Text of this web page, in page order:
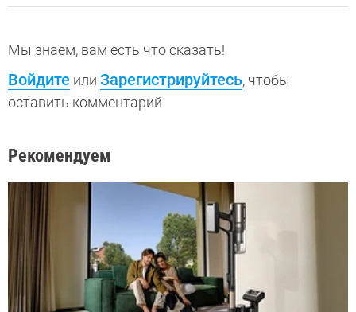
Мы знаем, вам есть что сказать!
Войдите или Зарегистрируйтесь, чтобы
оставить комментарий
Рекомендуем